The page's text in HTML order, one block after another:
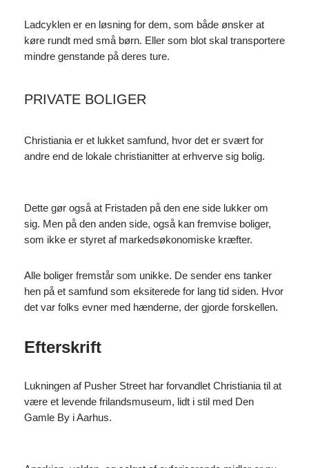
Ladcyklen er en løsning for dem, som både ønsker at
køre rundt med små børn. Eller som blot skal transportere
mindre genstande på deres ture.
PRIVATE BOLIGER
Christiania er et lukket samfund, hvor det er svært for
andre end de lokale christianitter at erhverve sig bolig.
Dette gør også at Fristaden på den ene side lukker om
sig. Men på den anden side, også kan fremvise boliger,
som ikke er styret af markedsøkonomiske kræfter.
Alle boliger fremstår som unikke. De sender ens tanker
hen på et samfund som eksiterede for lang tid siden. Hvor
det var folks evner med hænderne, der gjorde forskellen.
Efterskrift
Lukningen af Pusher Street har forvandlet Christiania til at
være et levende frilandsmuseum, lidt i stil med Den
Gamle By i Aarhus.